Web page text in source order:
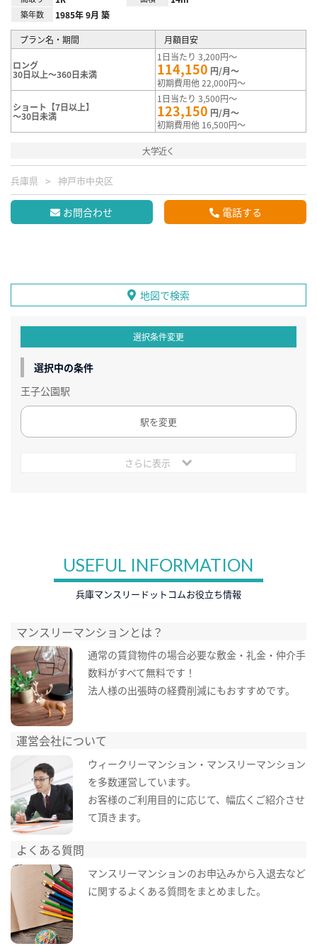
築年数 1985年 9月 築
プラン名・期間 月額目安
ロング
30日以上～360日未満
1日当たり 3,200円～
114,150 円/月～
初期費用他 22,000円～
ショート【7日以上】
～30日未満
1日当たり 3,500円～
123,150 円/月～
初期費用他 16,500円～
大学近く
兵庫県 神戸市中央区
お問合わせ 電話する
地図で検索
選択条件変更
選択中の条件
王子公園駅
駅を変更
さらに表示
USEFUL INFORMATION
兵庫マンスリードットコムお役立ち情報
マンスリーマンションとは？
通常の賃貸物件の場合必要な敷金・礼金・仲介手
数料がすべて無料です！
法人様の出張時の経費削減にもおすすめです。
運営会社について
ウィークリーマンション・マンスリーマンション
を多数運営しています。
お客様のご利用目的に応じて、幅広くご紹介させ
て頂きます。
よくある質問
マンスリーマンションのお申込みから入退去など
に関するよくある質問をまとめました。